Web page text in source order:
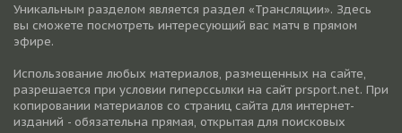
Уникальным разделом является раздел «Трансляции». Здесь
вы сможете посмотреть интересующий вас матч в прямом
эфире.
Использование любых материалов, размещенных на сайте,
разрешается при условии гиперссылки на cайт prsport.net. При
копировании материалов со страниц сайта для интернет-
изданий - обязательна прямая, открытая для поисковых